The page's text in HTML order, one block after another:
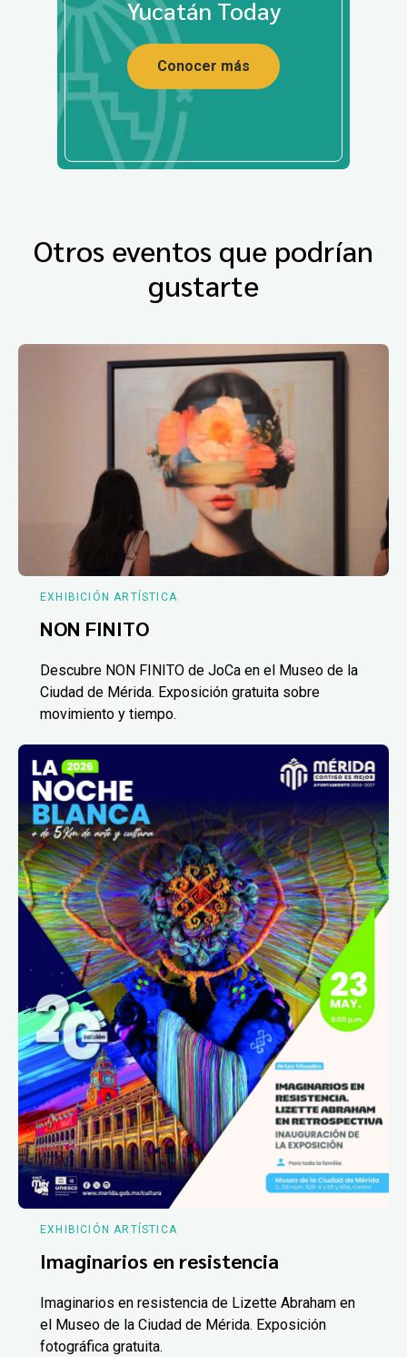
Yucatán Today
Conocer más
Otros eventos que podrían
gustarte
EXHIBICIÓN ARTÍSTICA
NON FINITO
Descubre NON FINITO de JoCa en el Museo de la
Ciudad de Mérida. Exposición gratuita sobre
movimiento y tiempo.
EXHIBICIÓN ARTÍSTICA
Imaginarios en resistencia
Imaginarios en resistencia de Lizette Abraham en
el Museo de la Ciudad de Mérida. Exposición
fotográfica gratuita.